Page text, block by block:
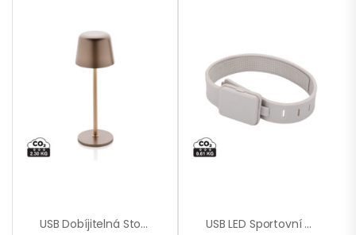
USB Dobíjitelná Stolní Lampa Zenic Z RCS Recykl. Plastu USB LED Sportovní Svítilna Lumi Sprint Z RCS RPET